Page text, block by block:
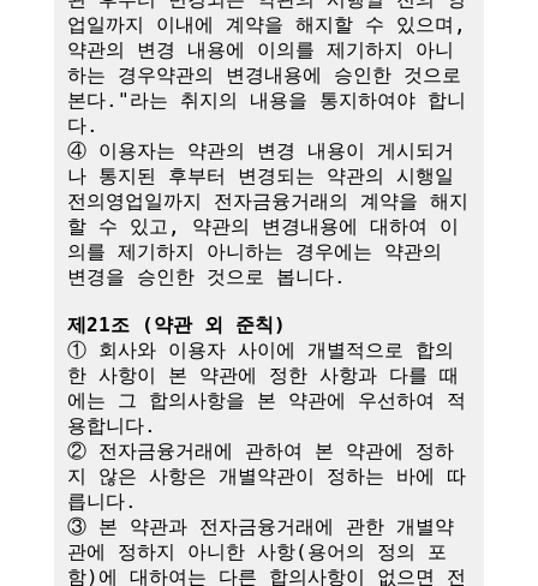
업일까지 이내에 계약을 해지할 수 있으며,
약관의 변경 내용에 이의를 제기하지 아니
하는 경우약관의 변경내용에 승인한 것으로
본다."라는 취지의 내용을 통지하여야 합니
다.
④ 이용자는 약관의 변경 내용이 게시되거
나 통지된 후부터 변경되는 약관의 시행일
전의영업일까지 전자금융거래의 계약을 해지
할 수 있고, 약관의 변경내용에 대하여 이
의를 제기하지 아니하는 경우에는 약관의
변경을 승인한 것으로 봅니다.
제21조 (약관 외 준칙)
① 회사와 이용자 사이에 개별적으로 합의
한 사항이 본 약관에 정한 사항과 다를 때
에는 그 합의사항을 본 약관에 우선하여 적
용합니다.
② 전자금융거래에 관하여 본 약관에 정하
지 않은 사항은 개별약관이 정하는 바에 따
릅니다.
③ 본 약관과 전자금융거래에 관한 개별약
관에 정하지 아니한 사항(용어의 정의 포
함)에 대하여는 다른 합의사항이 없으면 전